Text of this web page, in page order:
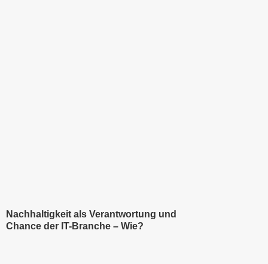
Nachhaltigkeit als Verantwortung und
Chance der IT-Branche – Wie?